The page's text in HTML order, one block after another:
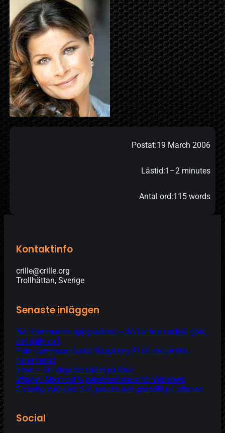
Postat:19 March 2006
Lästid:1–2 minutes
Antal ord:115 words
Kontaktinfo
crille@crille.org
Trollhättan, Sverige
Senaste inläggen
När kommunen uppgraderar – då får man också göra
det själv oxå
Från dammsamlande Raspberry Pi till reklamfritt
hemmanät
brew – Smidigaste sättet på Mac
Winget: Microsofts pakethanterare för Windows
En solig tradition: Sill, potatis och gräddfil på altanen
Social